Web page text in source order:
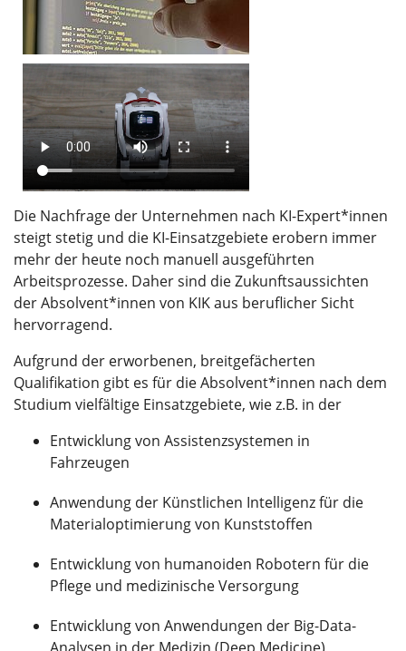
Die Nachfrage der Unternehmen nach KI-Expert*innen
steigt stetig und die KI-Einsatzgebiete erobern immer
mehr der heute noch manuell ausgeführten
Arbeitsprozesse. Daher sind die Zukunftsaussichten
der Absolvent*innen von KIK aus beruflicher Sicht
hervorragend.
Aufgrund der erworbenen, breitgefächerten
Qualifikation gibt es für die Absolvent*innen nach dem
Studium vielfältige Einsatzgebiete, wie z.B. in der
Entwicklung von Assistenzsystemen in
Fahrzeugen
Anwendung der Künstlichen Intelligenz für die
Materialoptimierung von Kunststoffen
Entwicklung von humanoiden Robotern für die
Pflege und medizinische Versorgung
Entwicklung von Anwendungen der Big-Data-